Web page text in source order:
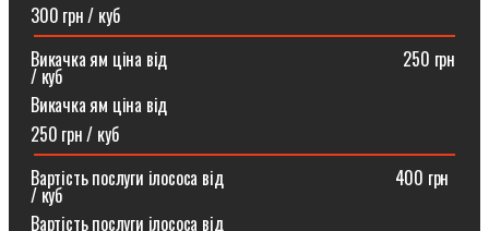
300 грн / куб
Викачка ям ціна від ⠀⠀⠀⠀⠀⠀⠀⠀⠀⠀⠀⠀⠀⠀⠀⠀⠀⠀250 грн
/ куб
Викачка ям ціна від
250 грн / куб
Вартість послуги ілососа від ⠀⠀⠀⠀⠀⠀⠀⠀⠀⠀⠀⠀⠀400 грн
/ куб
Вартість послуги ілососа від